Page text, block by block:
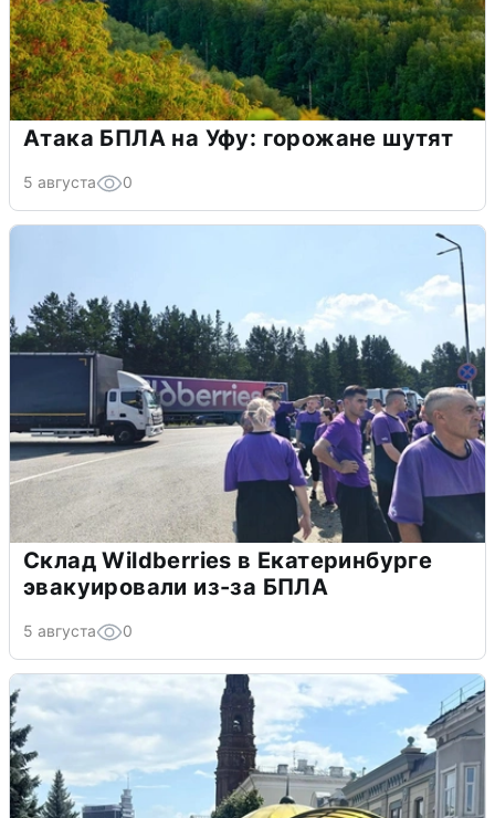
Атака БПЛА на Уфу: горожане шутят
5 августа 0
Склад Wildberries в Екатеринбурге
эвакуировали из-за БПЛА
5 августа 0